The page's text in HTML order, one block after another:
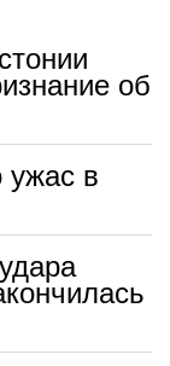
об
ужас в